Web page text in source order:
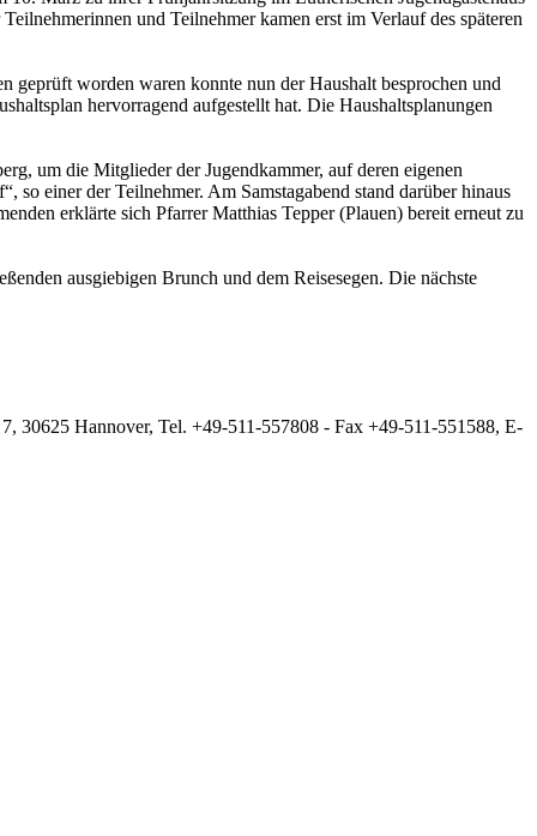
und Teilnehmer kamen erst im Verlauf des späteren
geprüft worden waren konnte nun der Haushalt besprochen und
hervorragend aufgestellt hat. Die Haushaltsplanungen
um die Mitglieder der Jugendkammer, auf deren eigenen
einer der Teilnehmer. Am Samstagabend stand darüber hinaus
erklärte sich Pfarrer Matthias Tepper (Plauen) bereit erneut zu
ausgiebigen Brunch und dem Reisesegen. Die nächste
30625 Hannover, Tel. +49-511-557808 - Fax +49-511-551588, E-